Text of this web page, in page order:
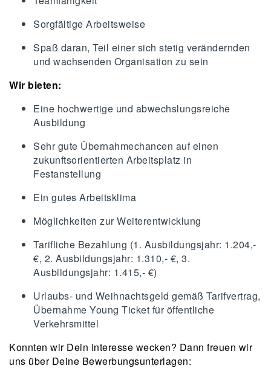
Sorgfältige Arbeitsweise
Spaß daran, Teil einer sich stetig verändernden
und wachsenden Organisation zu sein
Wir bieten:
Eine hochwertige und abwechslungsreiche
Ausbildung
Sehr gute Übernahmechancen auf einen
zukunftsorientierten Arbeitsplatz in
Festanstellung
Ein gutes Arbeitsklima
Möglichkeiten zur Weiterentwicklung
Tarifliche Bezahlung (1. Ausbildungsjahr: 1.204,-
€, 2. Ausbildungsjahr: 1.310,- €, 3.
Ausbildungsjahr: 1.415,- €)
Urlaubs- und Weihnachtsgeld gemäß Tarifvertrag,
Übernahme Young Ticket für öffentliche
Verkehrsmittel
Konnten wir Dein Interesse wecken? Dann freuen wir
uns über Deine Bewerbungsunterlagen: